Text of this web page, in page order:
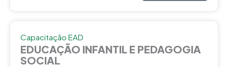
Capacitação EAD
EDUCAÇÃO INFANTIL E PEDAGOGIA
SOCIAL